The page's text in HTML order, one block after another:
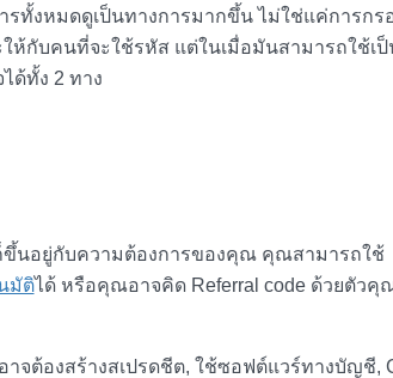
รทั้งหมดดูเป็นทางการมากขึ้น ไม่ใช่แค่การกร
ห้กับคนที่จะใช้รหัส แต่ในเมื่อมันสามารถใช้เป็
ด้ทั้ง 2 ทาง
ก็ขึ้นอยู่กับความต้องการของคุณ คุณสามารถใช้
มัติได้ หรือคุณอาจคิด Referral code ด้วยตัวคุ
ต้องสร้างสเปรดชีต, ใช้ซอฟต์แวร์ทางบัญชี,